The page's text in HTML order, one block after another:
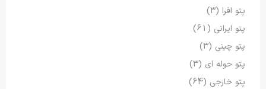
پتو افرا (3)
پتو ایرانی (61)
پتو چینی (3)
پتو حوله ای (3)
پتو خارجی (64)